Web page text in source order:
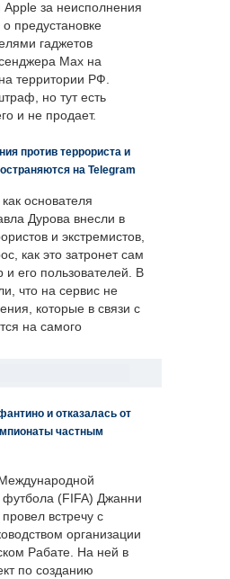
Apple за неисполнения
предустановке
гаджетов
Max на
территории РФ.
но тут есть
и не продает.
против террориста и
на Telegram
основателя
Дурова внесли в
и экстремистов,
как это затронет сам
и его пользователей. В
что на сервис не
которые в связи с
на самого
и отказалась от
частным
(FIFA) Джанни
встречу с
организации
Рабате. На ней в
по созданию